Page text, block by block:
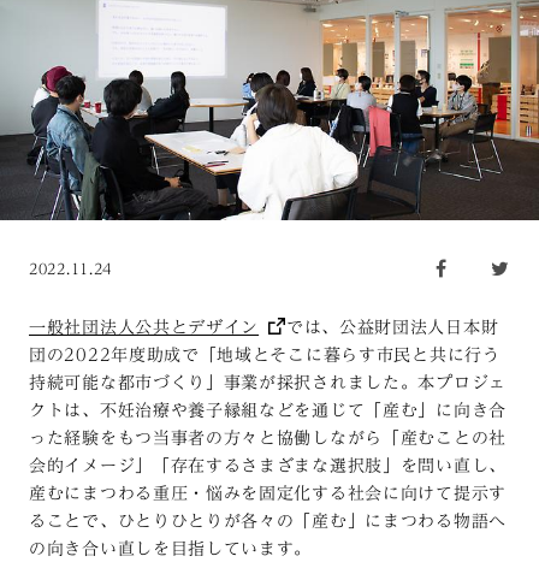
2022.11.24
一般社団法人公共とデザイン
では、公益財団法人日本財
団の2022年度助成で「地域とそこに暮らす市民と共に行う
持続可能な都市づくり」事業が採択されました。本プロジェ
クトは、不妊治療や養子縁組などを通じて「産む」に向き合
った経験をもつ当事者の方々と協働しながら「産むことの社
会的イメージ」「存在するさまざまな選択肢」を問い直し、
産むにまつわる重圧・悩みを固定化する社会に向けて提示す
ることで、ひとりひとりが各々の「産む」にまつわる物語へ
の向き合い直しを目指しています。